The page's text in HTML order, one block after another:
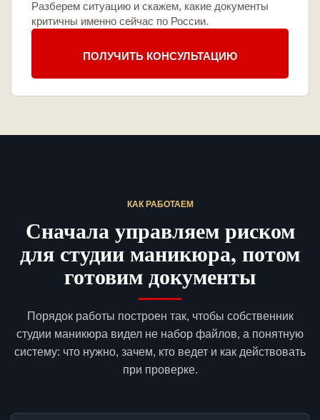
Разберем ситуацию и скажем, какие документы
критичны именно сейчас по России.
ПОЛУЧИТЬ КОНСУЛЬТАЦИЮ
КАК РАБОТАЕМ
Сначала управляем риском
для студии маникюра, потом
готовим документы
Порядок работы построен так, чтобы собственник
студии маникюра видел не набор файлов, а понятную
систему: что нужно, зачем, кто ведет и как действовать
при проверке.